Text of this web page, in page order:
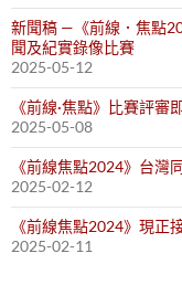
新聞稿 —《前線．焦點
聞及紀實錄像比賽
2025-05-12
《前線·焦點》比賽評審
2025-05-08
《前線焦點2024》台灣
2025-02-12
《前線焦點2024》現正
2025-02-11